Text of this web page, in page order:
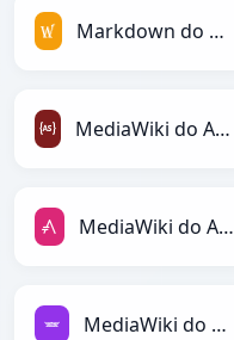
Markdown do MediaWiki
MediaWiki do ActionScript
MediaWiki do AsciiDoc
MediaWiki do Avro